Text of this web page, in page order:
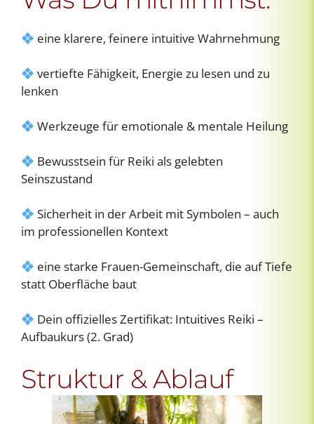
eine klarere, feinere intuitive Wahrnehmung
vertiefte Fähigkeit, Energie zu lesen und zu
lenken
Werkzeuge für emotionale & mentale Heilung
Bewusstsein für Reiki als gelebten
Seinszustand
Sicherheit in der Arbeit mit Symbolen – auch
im professionellen Kontext
eine starke Frauen-Gemeinschaft, die auf Tiefe
statt Oberfläche baut
Dein offizielles Zertifikat: Intuitives Reiki –
Aufbaukurs (2. Grad)
Struktur & Ablauf